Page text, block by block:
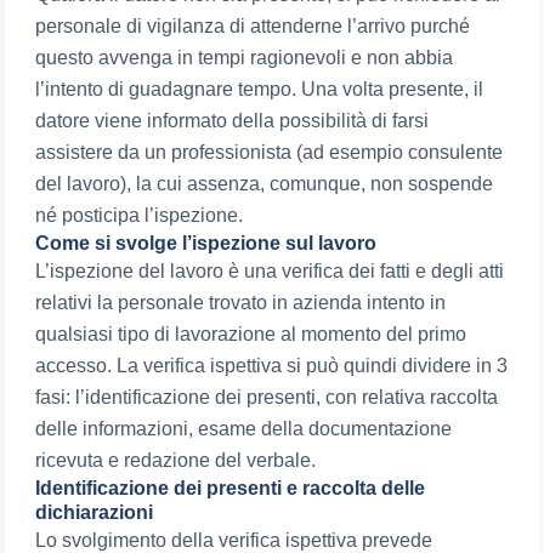
personale di vigilanza di attenderne l’arrivo purché
questo avvenga in tempi ragionevoli e non abbia
l’intento di guadagnare tempo. Una volta presente, il
datore viene informato della possibilità di farsi
assistere da un professionista (ad esempio consulente
del lavoro), la cui assenza, comunque, non sospende
né posticipa l’ispezione.
Come si svolge l’ispezione sul lavoro
L’ispezione del lavoro è una verifica dei fatti e degli atti
relativi la personale trovato in azienda intento in
qualsiasi tipo di lavorazione al momento del primo
accesso. La verifica ispettiva si può quindi dividere in 3
fasi: l’identificazione dei presenti, con relativa raccolta
delle informazioni, esame della documentazione
ricevuta e redazione del verbale.
Identificazione dei presenti e raccolta delle
dichiarazioni
Lo svolgimento della verifica ispettiva prevede